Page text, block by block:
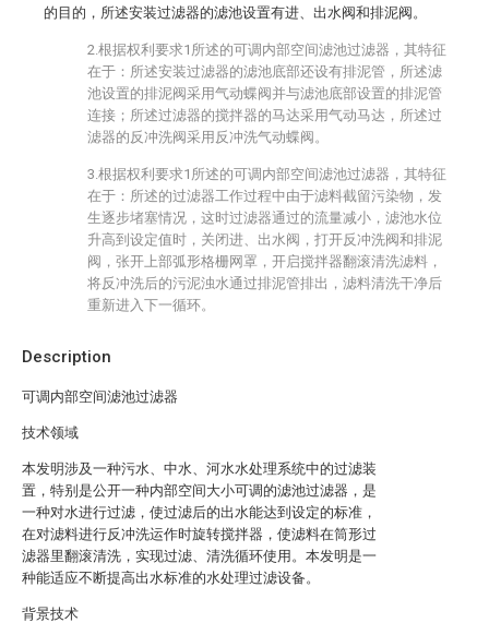
Description
可调内部空间滤池过滤器
技术领域
本发明涉及一种污水、中水、河水水处理系统中的过滤装
置，特别是公开一种内部空间大小可调的滤池过滤器，是
一种对水进行过滤，使过滤后的出水能达到设定的标准，
在对滤料进行反冲洗运作时旋转搅拌器，使滤料在筒形过
滤器里翻滚清洗，实现过滤、清洗循环使用。本发明是一
种能适应不断提高出水标准的水处理过滤设备。
背景技术
的目的，所述安装过滤器的滤池设置有进、出水阀和排泥阀。
2.根据权利要求1所述的可调内部空间滤池过滤器，其特征
在于：所述安装过滤器的滤池底部还设有排泥管，所述滤
池设置的排泥阀采用气动蝶阀并与滤池底部设置的排泥管
连接；所述过滤器的搅拌器的马达采用气动马达，所述过
滤器的反冲洗阀采用反冲洗气动蝶阀。
3.根据权利要求1所述的可调内部空间滤池过滤器，其特征
在于：所述的过滤器工作过程中由于滤料截留污染物，发
生逐步堵塞情况，这时过滤器通过的流量减小，滤池水位
升高到设定值时，关闭进、出水阀，打开反冲洗阀和排泥
阀，张开上部弧形格栅网罩，开启搅拌器翻滚清洗滤料，
将反冲洗后的污泥浊水通过排泥管排出，滤料清洗干净后
重新进入下一循环。